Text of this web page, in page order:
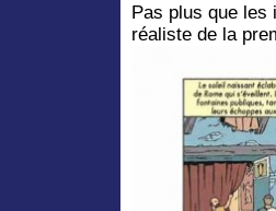
Pas plus que les
réaliste de la